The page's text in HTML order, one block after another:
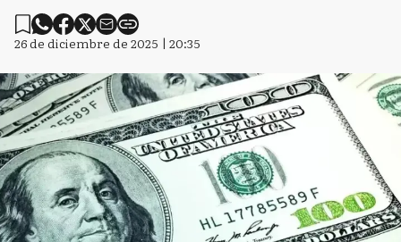
26 de diciembre de 2025 | 20:35